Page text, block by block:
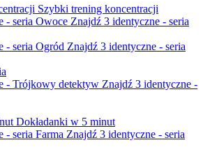
Szybki trening koncentracji
Znajdź 3 identyczne - seria
Znajdź 3 identyczne - seria
Znajdź 3 identyczne -
Dokładanki w 5 minut
Znajdź 3 identyczne - seria